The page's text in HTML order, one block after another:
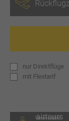
nur Direktflüge
mit Flextarif
Veranstalter